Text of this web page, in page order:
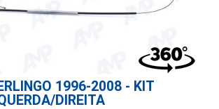
1996-2008 - KIT
DIREITA